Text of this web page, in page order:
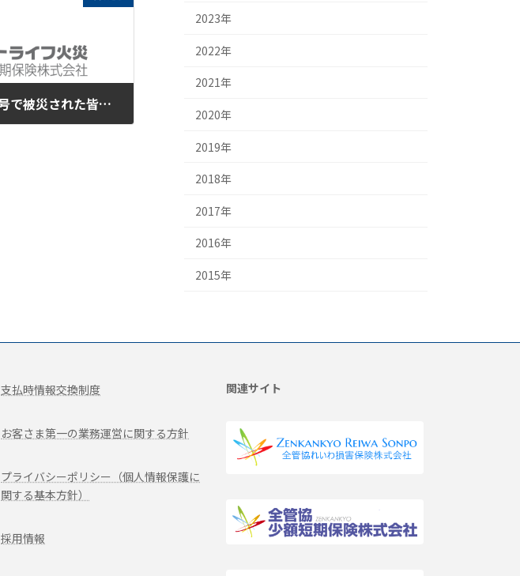
平成２９年台風第２１号で被災された皆様に心からお見舞い申し上げます。
2023年
2022年
2021年
2020年
2019年
2018年
2017年
2016年
2015年
支払時情報交換制度
お客さま第一の業務運営に関する方針
プライバシーポリシー（個人情報保護に
関する基本方針）
採用情報
関連サイト